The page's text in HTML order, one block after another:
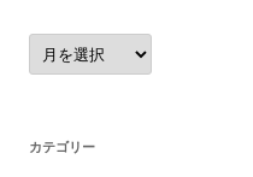
ア
ー
カ
カテゴリー